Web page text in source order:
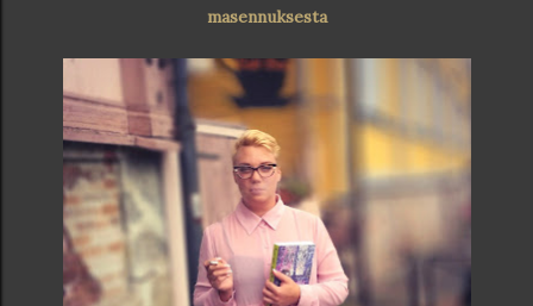
masennuksesta